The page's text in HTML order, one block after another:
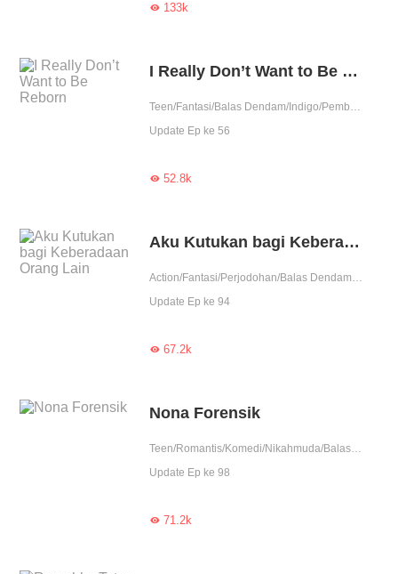
133k
I Really Don’t Want to Be Reborn
Teen/Fantasi/Balas Dendam/Indigo/Pembunuhan/Detektif/Contributor
Update Ep ke 56
52.8k
Aku Kutukan bagi Keberadaan Orang Lain
Action/Fantasi/Perjodohan/Balas Dendam/Vampire/Kultivasi/Pembunuhan/Detektif/Contributor
Update Ep ke 94
67.2k
Nona Forensik
Teen/Romantis/Komedi/Nikahmuda/Balas Dendam/Pembunuhan/Detektif/Contributor
Update Ep ke 98
71.2k